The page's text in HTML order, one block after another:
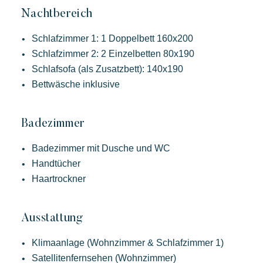
Kon Tiki
Eine idyllische Umgebung am Fuße des berühmten Strandes
von Pampelonne
Nachtbereich
Schlafzimmer 1: 1 Doppelbett 160x200
Schlafzimmer 2: 2 Einzelbetten 80x190
Schlafsofa (als Zusatzbett): 140x190
Bettwäsche inklusive
Badezimmer
Badezimmer mit Dusche und WC
Handtücher
Haartrockner
Ausstattung
Klimaanlage (Wohnzimmer & Schlafzimmer 1)
Satellitenfernsehen (Wohnzimmer)